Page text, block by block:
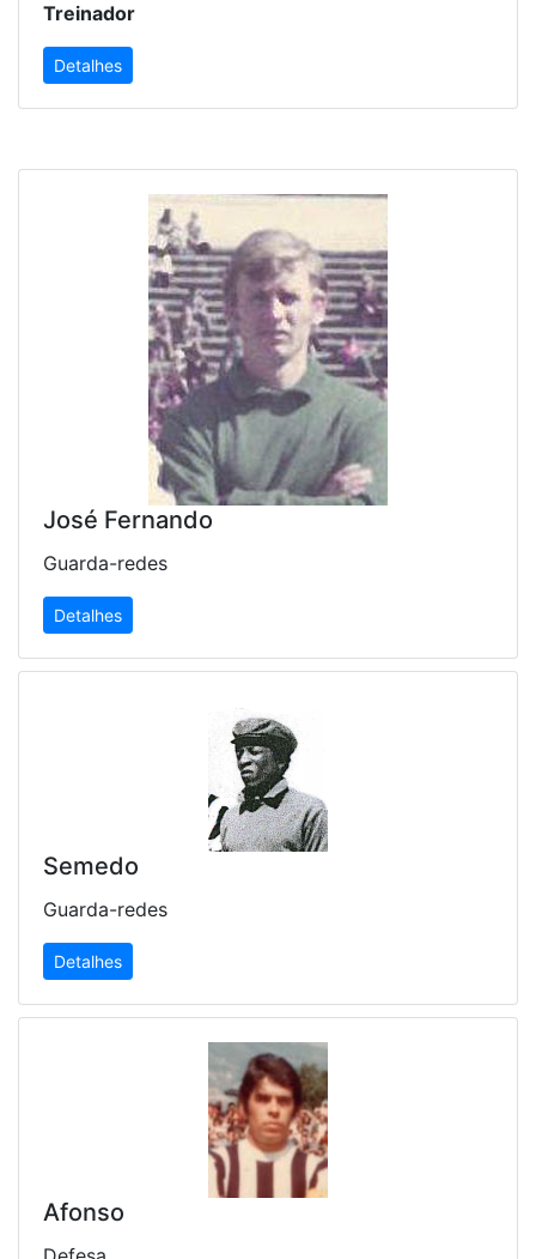
Treinador
Detalhes
José Fernando
Guarda-redes
Detalhes
Semedo
Guarda-redes
Detalhes
Afonso